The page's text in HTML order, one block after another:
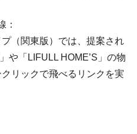
：
（関東版）では、提案され
や「LIFULL HOME’S」の物
リックで飛べるリンクを実